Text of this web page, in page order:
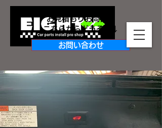
お見積もりお問合せ
​こちらからどうぞ↓↓
お問い合わせ